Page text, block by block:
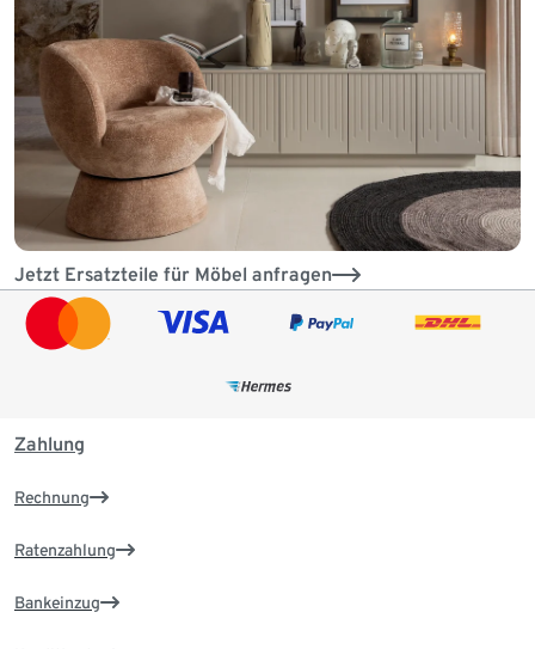
Jetzt Ersatzteile für Möbel anfragen
Zahlung
Rechnung
Ratenzahlung
Bankeinzug